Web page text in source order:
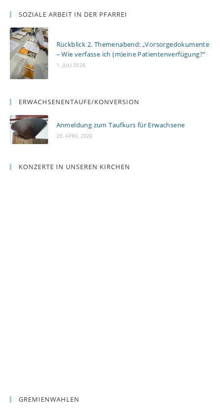
SOZIALE ARBEIT IN DER PFARREI
Rückblick 2. Themenabend: „Vorsorgedokumente
– Wie verfasse ich (m)eine Patientenverfügung?“
1. JULI 2026
ERWACHSENENTAUFE/KONVERSION
Anmeldung zum Taufkurs für Erwachsene
28. APRIL 2026
KONZERTE IN UNSEREN KIRCHEN
GREMIENWAHLEN